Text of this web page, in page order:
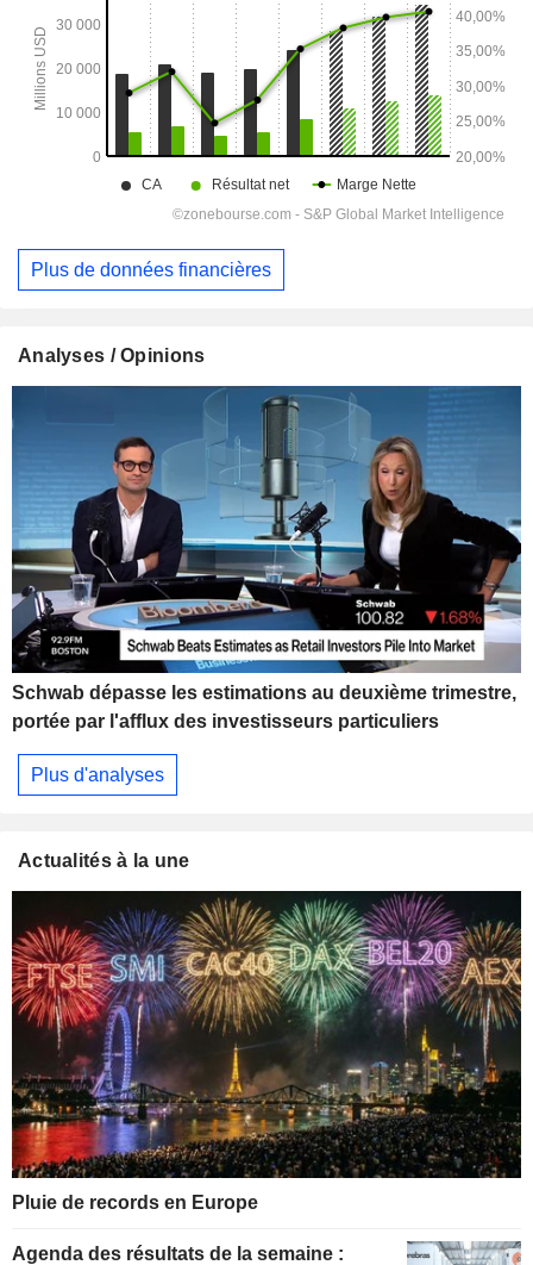
Plus de données financières
Analyses / Opinions
Schwab dépasse les estimations au deuxième trimestre,
portée par l'afflux des investisseurs particuliers
Plus d'analyses
Actualités à la une
Pluie de records en Europe
Agenda des résultats de la semaine :